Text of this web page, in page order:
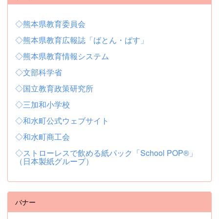
◇熊本県教育委員会
◇熊本県教育広報誌「ばとん・ぱす」
◇熊本県教育情報システム
◇文部科学省
◇国立教育政策研究所
◇三加和小学校
◇和水町公式ウェブサイト
◇和水町商工会
◇ストローレスで飲める紙パック「School POP®」
（日本製紙グループ）
バナー